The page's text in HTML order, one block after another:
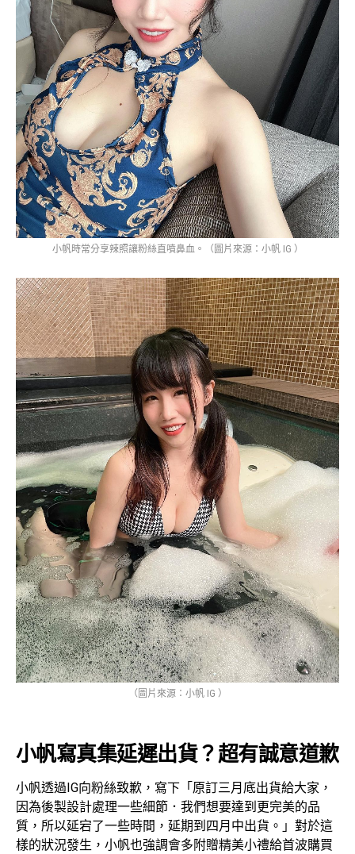
小帆時常分享辣照讓粉絲直噴鼻血。（圖片來源：小帆 IG ）
（圖片來源：小帆 IG ）
小帆寫真集延遲出貨？超有誠意道歉
小帆透過IG向粉絲致歉，寫下「原訂三月底出貨給大家，
因為後製設計處理一些細節．我們想要達到更完美的品
質，所以延宕了一些時間，延期到四月中出貨。」對於這
樣的狀況發生，小帆也強調會多附贈精美小禮給首波購買